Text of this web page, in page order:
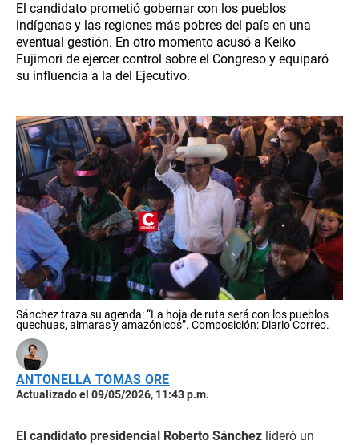
El candidato prometió gobernar con los pueblos
indígenas y las regiones más pobres del país en una
eventual gestión. En otro momento acusó a Keiko
Fujimori de ejercer control sobre el Congreso y equiparó
su influencia a la del Ejecutivo.
Sánchez traza su agenda: “La hoja de ruta será con los pueblos
quechuas, aimaras y amazónicos”. Composición: Diario Correo.
ANTONELLA TOMAS ORE
Actualizado el 09/05/2026, 11:43 p.m.
El candidato presidencial Roberto Sánchez lideró un